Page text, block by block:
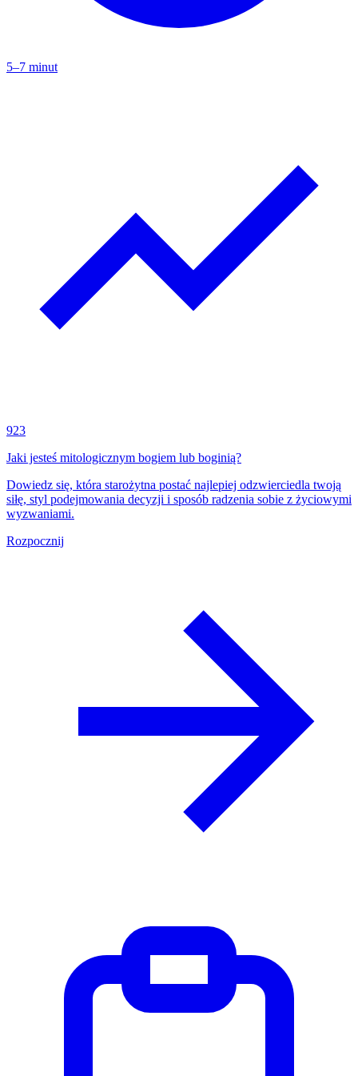
5–7 minut
923
Jaki jesteś mitologicznym bogiem lub boginią?
Dowiedz się, która starożytna postać najlepiej odzwierciedla twoją
siłę, styl podejmowania decyzji i sposób radzenia sobie z życiowymi
wyzwaniami.
Rozpocznij